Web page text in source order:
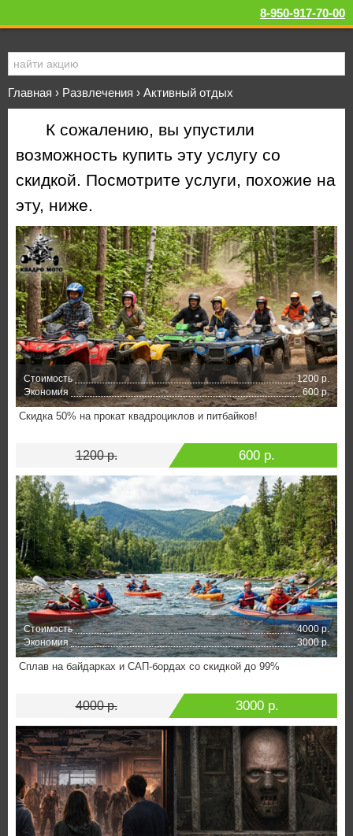
8-950-917-70-00
Главная › Развлечения › Активный отдых
К сожалению, вы упустили
возможность купить эту услугу со
скидкой. Посмотрите услуги, похожие на
эту, ниже.
Стоимость
1200 р.
Экономия
600 р.
Скидка 50% на прокат квадроциклов и питбайков!
1200 р. 600 р.
Стоимость
4000 р.
Экономия
3000 р.
Сплав на байдарках и САП-бордах со скидкой до 99%
4000 р. 3000 р.